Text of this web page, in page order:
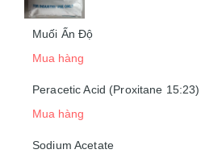
Muối Ấn Độ
Mua hàng
Peracetic Acid (Proxitane 15:23)
Mua hàng
Sodium Acetate